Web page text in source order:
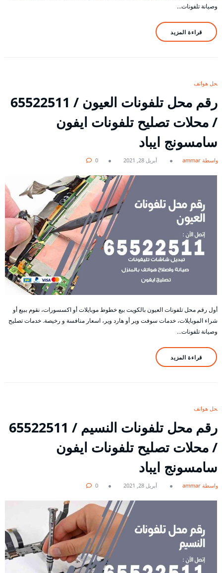
وصيانة تلفونات…
قراءة المزيد
محل هواتف
رقم محل تلفونات العيون / 65522511
/ محلات تصليح تلفونات ايفون
سامسونج ايباد
بواسطة ammar أبريل 28, 2021 0
أول رقم محل تلفونات العيون بالكويت بيع خطوط موبايلات أو اكسسورات، نقوم ببيع أو
شراء الموبايلات، خدمات سوفت وير أو هارد وير، اسعار منافسة و رخيصة. خدمات تصليح
وصيانة تلفونات…
قراءة المزيد
محل هواتف
رقم محل تلفونات النسيم / 65522511
/ محلات تصليح تلفونات ايفون
سامسونج ايباد
بواسطة ammar أبريل 28, 2021 0